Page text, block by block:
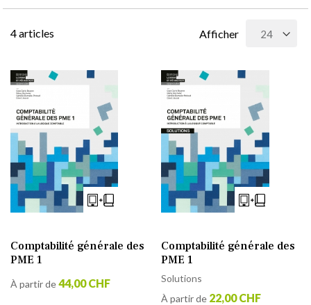
4articles Afficher
Comptabilité générale des
PME 1
À partir de44,00 CHF
Comptabilité générale des
PME 1
Solutions
À partir de 22,00 CHF